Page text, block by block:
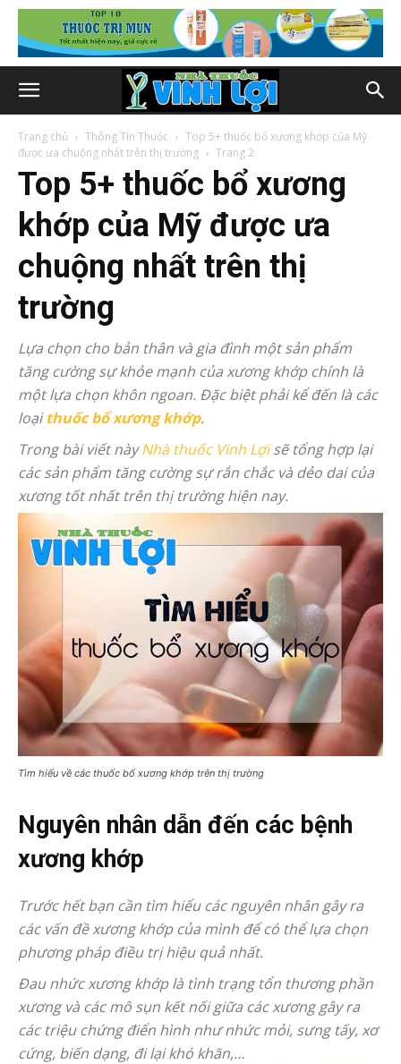
Trang chủ Thông Tin Thuốc
Top 5+ thuốc bổ xương khớp của Mỹ
được ưa chuộng nhất trên thị trường
Trang 2
Top 5+ thuốc bổ xương
khớp của Mỹ được ưa
chuộng nhất trên thị
trường
Lựa chọn cho bản thân và gia đình một sản phẩm
tăng cường sự khỏe mạnh của xương khớp chính là
một lựa chọn khôn ngoan. Đặc biệt phải kể đến là các
loạithuốc bổ xương khớp.
Trong bài viết nàyNhà thuốc Vinh Lợisẽ tổng hợp lại
các sản phẩm tăng cường sự rắn chắc và dẻo dai của
xương tốt nhất trên thị trường hiện nay.
Tìm hiểu về các thuốc bổ xương khớp trên thị trường
Nguyên nhân dẫn đến các bệnh
xương khớp
Trước hết bạn cần tìm hiểu các nguyên nhân gây ra
các vấn đề xương khớp của mình để có thể lựa chọn
phương pháp điều trị hiệu quả nhất.
Đau nhức xương khớp là tình trạng tổn thương phần
xương và các mô sụn kết nối giữa các xương gây ra
các triệu chứng điển hình như nhức mỏi, sưng tấy, xơ
cứng, biến dạng, đi lại khó khăn,…